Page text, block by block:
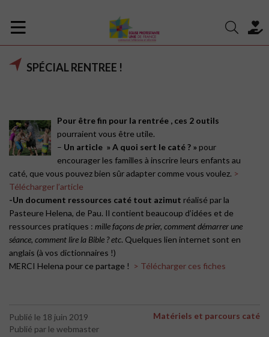
SPÉCIAL RENTREE !
Pour être fin pour la rentrée , ces 2 outils
pourraient vous être utile.
– Un article » A quoi sert le caté ? » pour
encourager les familles à inscrire leurs enfants au
caté, que vous pouvez bien sûr adapter comme vous voulez. >
Télécharger l’article
-Un document ressources caté tout azimut réalisé par la
Pasteure Helena, de Pau. Il contient beaucoup d’idées et de
ressources pratiques : mille façons de prier, comment démarrer une
séance, comment lire la Bible ? etc. Quelques lien internet sont en
anglais (à vos dictionnaires !)
MERCI Helena pour ce partage ! > Télécharger ces fiches
Publié le 18 juin 2019
Publié par le webmaster
Matériels et parcours caté